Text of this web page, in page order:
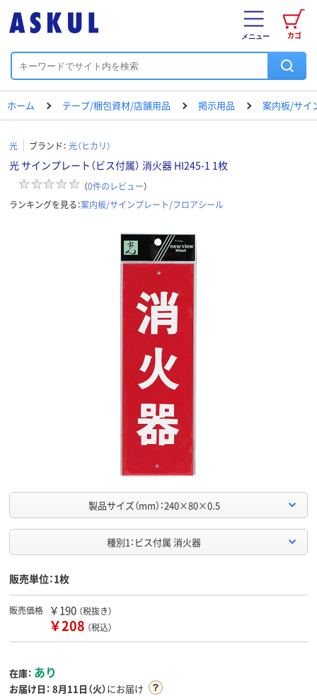
カゴ
メニュー
ホーム テープ/梱包資材/店舗用品 掲示用品 案内板/サイ
光 ブランド： 光（ヒカリ）
光 サインプレート（ビス付属） 消火器 HI245-1 1枚
（0件のレビュー）
ランキングを見る：案内板/サインプレート/フロアシール
製品サイズ（mm）：240×80×0.5
種別1：ビス付属 消火器
販売単位：1枚
販売価格 ￥190 （税抜き）
￥208 （税込）
在庫： あり
お届け日： 8月11日（火）にお届け